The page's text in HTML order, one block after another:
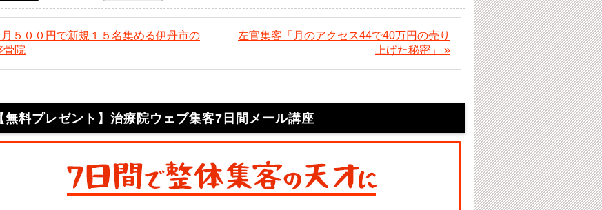
５００円で新規１５名集める伊丹市の
骨院
左官集客「月のアクセス44で40万円の売り
上げた秘密」 »
【無料プレゼント】治療院ウェブ集客7日間メール講座